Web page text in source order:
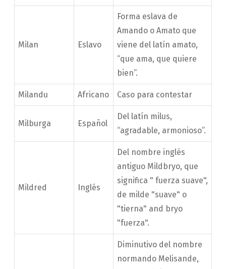
Milan Eslavo
Forma eslava de
Amando o Amato que
viene del latín amato,
“que ama, que quiere
bien”.
Milandu Africano Caso para contestar
Milburga Español
Del latín milus,
“agradable, armonioso”.
Mildred Inglés
Del nombre inglés
antiguo Mildbryo, que
significa " fuerza suave",
de milde "suave" o
"tierna" and bryo
"fuerza".
Diminutivo del nombre
normando Melisande,